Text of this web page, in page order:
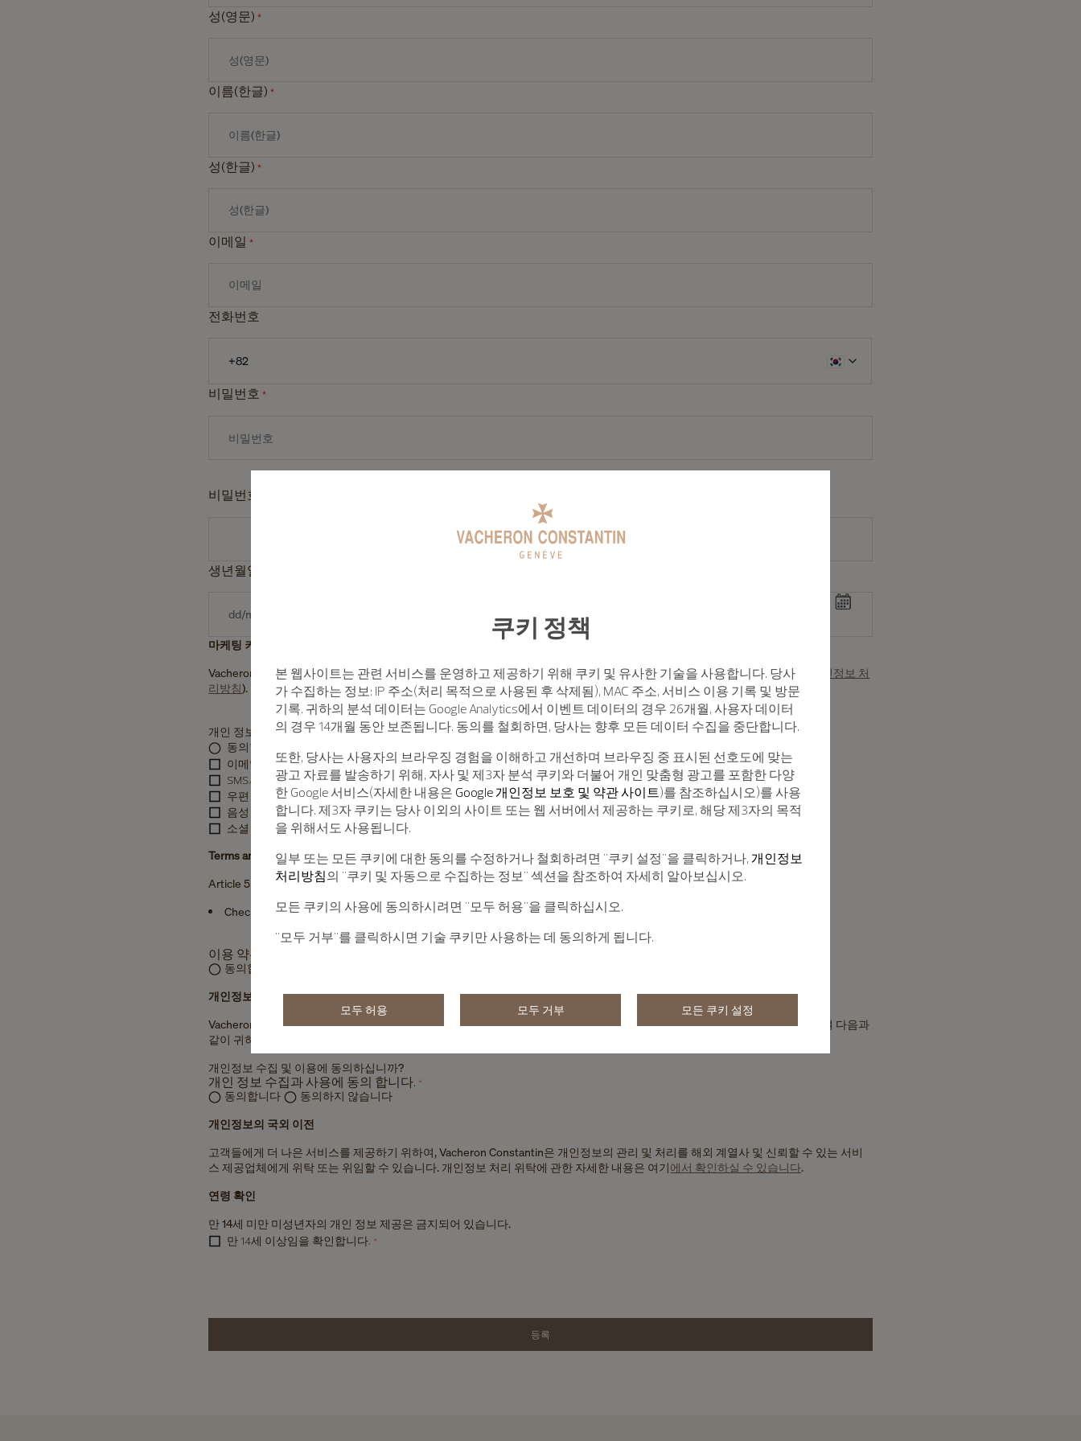
성(영문)*
이름(한글)*
성(한글)*
이메일*
전화번호
비밀번호*
비밀번호 확인
생년월일
마케팅 커뮤니케이션을 위한 개인 정보 수집 및
Vacheron Constantin 은 마케팅 커뮤니케이션을 제공하기 위해 귀하의 개인 정보를 수집하고자 합니다 (자세한 내용 참조
개인정보 처
리방침).
개인 정보 수집 및 이용에 동의하십니까?
동의합니다
이메일 수신 동의
SMS/MMS 수신 동의
우편 수신 동의
음성 메시지/전화 수신 동의
소셜 커뮤니케이션 수신 동의(개인 메시지, 음성 커뮤니케이션, 플랫폼 광고 포함)
Terms and Conditions
Article 5 (Purpose)
Checkout terms and condition text
이용 약관과 판매 약관에 동의합니다
동의합니다
개인정보의 수집 및 이용에 대한 동의
Vacheron Constantin는 회원제 서비스를 제공하고 귀하의 요청사항 및/또는 귀하에 대한 당사의 계약상 의무를 이행하기 위하여 다음과
같이 귀하의 개인정보를 수집하고자 합니다 (
개인정보 수집 및 이용에 동의하십니까?
개인 정보 수집과 사용에 동의 합니다. *
동의합니다 동의하지 않습니다
개인정보의 국외 이전
고객들에게 더 나은 서비스를 제공하기 위하여, Vacheron Constantin은 개인정보의 관리 및 처리를 해외 계열사 및 신뢰할 수 있는 서비
스 제공업체에게 위탁 또는 위임할 수 있습니다. 개인정보 처리 위탁에 관한 자세한 내용은 여기에서 확인하실 수 있습니다.
연령 확인
만 14세 미만 미성년자의 개인 정보 제공은 금지되어 있습니다.
만 14세 이상임을 확인합니다. *
쿠키 정책
본 웹사이트는 관련 서비스를 운영하고 제공하기 위해 쿠키 및 유사한 기술을 사용합니다. 당사
가 수집하는 정보: IP 주소(처리 목적으로 사용된 후 삭제됨), MAC 주소, 서비스 이용 기록 및 방문
기록. 귀하의 분석 데이터는 Google Analytics에서 이벤트 데이터의 경우 26개월, 사용자 데이터
의 경우 14개월 동안 보존됩니다. 동의를 철회하면, 당사는 향후 모든 데이터 수집을 중단합니다.
또한, 당사는 사용자의 브라우징 경험을 이해하고 개선하며 브라우징 중 표시된 선호도에 맞는
광고 자료를 발송하기 위해, 자사 및 제3자 분석 쿠키와 더불어 개인 맞춤형 광고를 포함한 다양
한 Google 서비스(자세한 내용은 Google 개인정보 보호 및 약관 사이트)를 참조하십시오)를 사용
합니다. 제3자 쿠키는 당사 이외의 사이트 또는 웹 서버에서 제공하는 쿠키로, 해당 제3자의 목적
을 위해서도 사용됩니다.
일부 또는 모든 쿠키에 대한 동의를 수정하거나 철회하려면 "쿠키 설정"을 클릭하거나, 개인정보
처리방침의 "쿠키 및 자동으로 수집하는 정보" 섹션을 참조하여 자세히 알아보십시오.
모든 쿠키의 사용에 동의하시려면 "모두 허용"을 클릭하십시오.
"모두 거부"를 클릭하시면 기술 쿠키만 사용하는 데 동의하게 됩니다.
모두 허용 모두 거부 모든 쿠키 설정